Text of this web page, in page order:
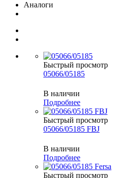
Аналоги
Быстрый просмотр
05066/05185
В наличии
Подробнее
Быстрый просмотр
05066/05185 FBJ
В наличии
Подробнее
Быстрый просмотр